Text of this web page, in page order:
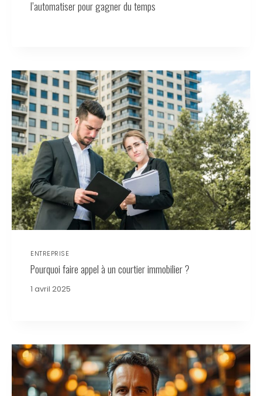
l’automatiser pour gagner du temps
ENTREPRISE
Pourquoi faire appel à un courtier immobilier ?
1 avril 2025